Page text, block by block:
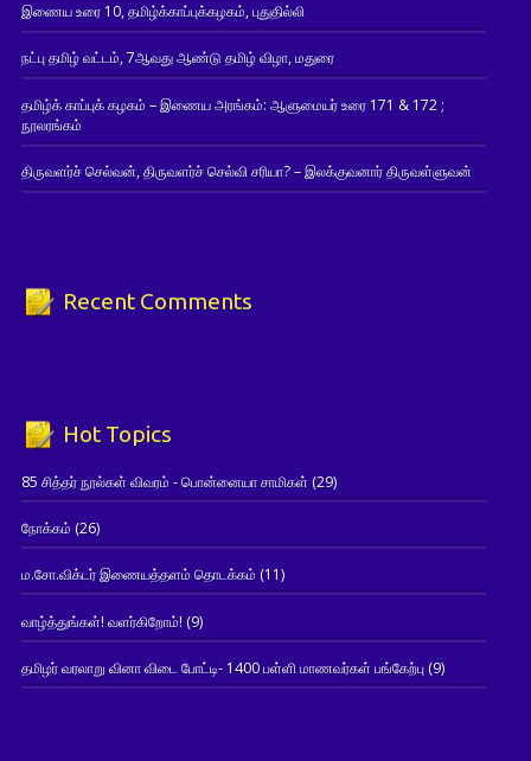
இணைய உரை 10, தமிழ்க்காப்புக்கழகம், புதுதில்லி
நட்பு தமிழ் வட்டம், 7ஆவது ஆண்டு தமிழ் விழா, மதுரை
தமிழ்க் காப்புக் கழகம் – இணைய அரங்கம்: ஆளுமையர் உரை 171 & 172 ;
நூலரங்கம்
திருவளர்ச் செல்வன், திருவளர்ச் செல்வி சரியா? – இலக்குவனார் திருவள்ளுவன்
Recent Comments
Hot Topics
85 சித்தர் நூல்கள் விவரம் - பொன்னையா சாமிகள் (29)
நோக்கம் (26)
ம.சோ.விக்டர் இணையத்தளம் தொடக்கம் (11)
வாழ்த்துங்கள்! வளர்கிறோம்! (9)
தமிழர் வரலாறு வினா விடை போட்டி- 1400 பள்ளி மாணவர்கள் பங்கேற்பு(9)